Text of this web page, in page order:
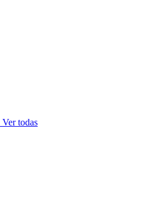
Ver todas